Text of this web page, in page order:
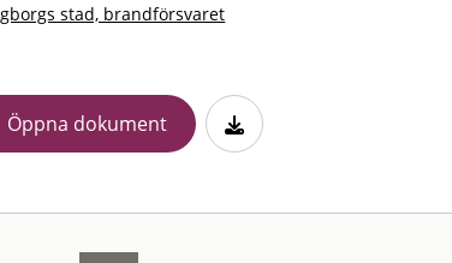
stad, brandförsvaret
Öppna dokument